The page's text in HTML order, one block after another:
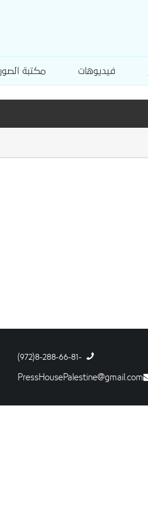
فيديوهات مكتبة الصور
-8-288-66-81(972)
PressHousePalestine@gmail.com